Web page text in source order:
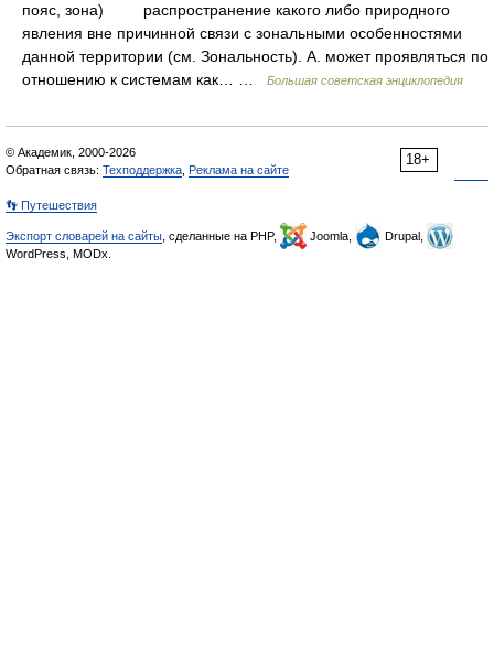
пояс, зона) распространение какого либо природного
явления вне причинной связи с зональными особенностями
данной территории (см. Зональность). А. может проявляться по
отношению к системам как… …
Большая советская энциклопедия
18+
© Академик, 2000-2026
Обратная связь: Техподдержка Реклама на сайте
👣 Путешествия
Экспорт словарей на сайты , сделанные на PHP, Joomla,
Drupal,
WordPress, MODx.